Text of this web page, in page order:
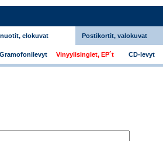
elokuvat Postikortit, valokuvat
Gramofonilevyt Vinyylisinglet, EP´t CD-levyt